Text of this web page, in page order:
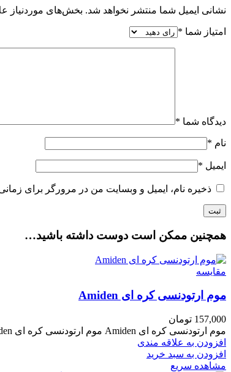
نشانی ایمیل شما منتشر نخواهد شد. بخش‌های موردنیاز
امتیاز شما *
دیدگاه شما *
نام *
ایمیل *
ذخیره نام، ایمیل و وبسایت من در مرورگر برای
همچنین ممکن است دوست داشته باشید…
مقایسه
موم ارتودنسی کره ای Amiden
157,000 تومان
موم ارتودنسی کره ای Amiden موم ارتودنسی کره ای Amiden مناسب برای افرادی که به تازگی درمان ارتودنسی انجام داده
افزودن به علاقه مندی
افزودن به سبد خرید
مشاهده سریع